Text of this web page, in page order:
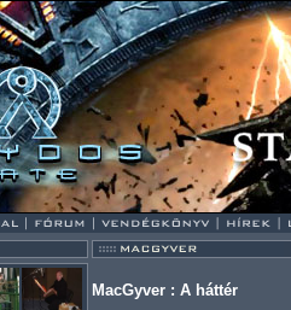
MacGyver : A háttér